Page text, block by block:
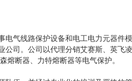
电气线路保护设备和电工电力元器件
公司。公司以代理分销艾赛斯、英飞
熔断器、力特熔断器等电气保护。